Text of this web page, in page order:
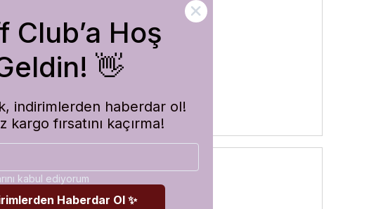
için teşekkürler
Club’a Hoş
👋
indirimlerden haberdar ol!
kargo fırsatını kaçırma!
kabul ediyorum
Haberdar Ol ✨